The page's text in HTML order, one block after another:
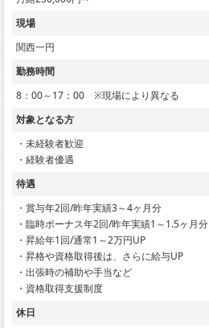
現場
関西一円
勤務時間
8：00～17：00 ※現場により異なる
対象となる方
・未経験者歓迎
・経験者優遇
待遇
・賞与年2回/昨年実績3～4ヶ月分
・臨時ボーナス年2回/昨年実績1～1.5ヶ月分
・昇給年1回/通常1～2万円UP
・昇格や資格取得後は、さらに給与UP
・出張時の補助や手当など
・資格取得支援制度
休日